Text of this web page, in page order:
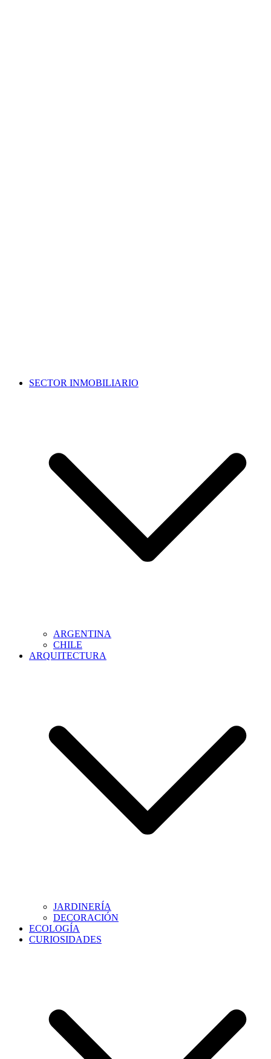
SECTOR INMOBILIARIO
ARGENTINA
CHILE
ARQUITECTURA
JARDINERÍA
DECORACIÓN
ECOLOGÍA
CURIOSIDADES